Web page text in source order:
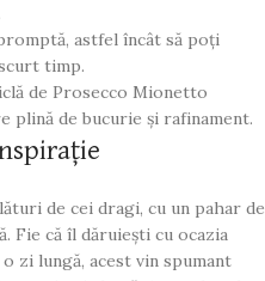
astfel încât să poți
timp.
de Prosecco Mionetto
plină de bucurie și rafinament.
de cei dragi, cu un pahar de
Fie că îl dăruiești cu ocazia
zi lungă, acest vin spumant